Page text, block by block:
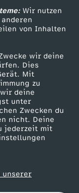
Wir nutzen
von Inhalten
wir deine
Dies
Mit
zu
deine
unter
Zwecken du
nicht. Deine
jederzeit mit
unserer